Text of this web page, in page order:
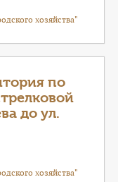
хозяйства"
по
до ул.
хозяйства"